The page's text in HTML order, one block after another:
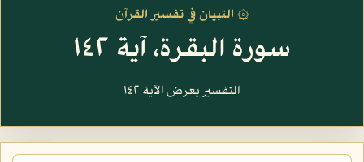
۞ التبيان في تفسير القرآن
سورة البقرة، آية ١٤٢
التفسير يعرض الآية ١٤٢